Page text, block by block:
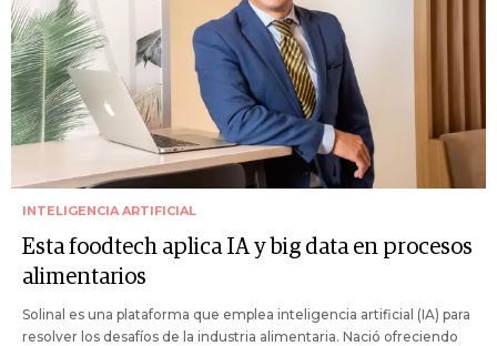
INTELIGENCIA ARTIFICIAL
Esta foodtech aplica IA y big data en procesos
alimentarios
Solinal es una plataforma que emplea inteligencia artificial (IA) para
resolver los desafíos de la industria alimentaria. Nació ofreciendo